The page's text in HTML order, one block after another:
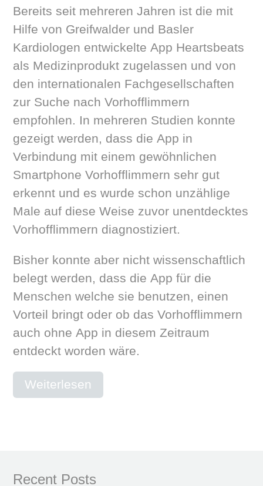
Bereits seit mehreren Jahren ist die mit
Hilfe von Greifwalder und Basler
Kardiologen entwickelte App Heartsbeats
als Medizinprodukt zugelassen und von
den internationalen Fachgesellschaften
zur Suche nach Vorhofflimmern
empfohlen. In mehreren Studien konnte
gezeigt werden, dass die App in
Verbindung mit einem gewöhnlichen
Smartphone Vorhofflimmern sehr gut
erkennt und es wurde schon unzählige
Male auf diese Weise zuvor unentdecktes
Vorhofflimmern diagnostiziert.
Bisher konnte aber nicht wissenschaftlich
belegt werden, dass die App für die
Menschen welche sie benutzen, einen
Vorteil bringt oder ob das Vorhofflimmern
auch ohne App in diesem Zeitraum
entdeckt worden wäre.
Weiterlesen
Recent Posts